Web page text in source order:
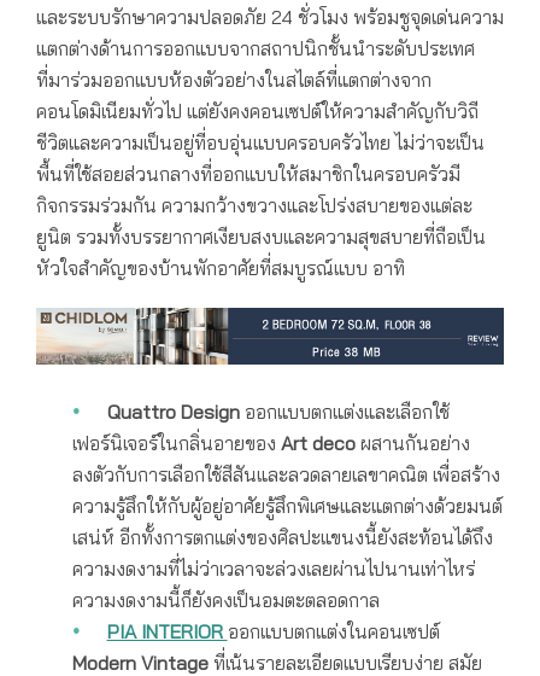
และระบบรักษาความปลอดภัย 24 ชั่วโมง พร้อมชูจุดเด่นความ
แตกต่างด้านการออกแบบจากสถาปนิกชั้นนำระดับประเทศ
ที่มาร่วมออกแบบห้องตัวอย่างในสไตล์ที่แตกต่างจาก
คอนโดมิเนียมทั่วไป แต่ยังคงคอนเซปต์ให้ความสำคัญกับวิถี
ชีวิตและความเป็นอยู่ที่อบอุ่นแบบครอบครัวไทย ไม่ว่าจะเป็น
พื้นที่ใช้สอยส่วนกลางที่ออกแบบให้สมาชิกในครอบครัวมี
กิจกรรมร่วมกัน ความกว้างขวางและโปร่งสบายของแต่ละ
ยูนิต รวมทั้งบรรยากาศเงียบสงบและความสุขสบายที่ถือเป็น
หัวใจสำคัญของบ้านพักอาศัยที่สมบูรณ์แบบ อาทิ
Quattro Designออกแบบตกแต่งและเลือกใช้
เฟอร์นิเจอร์ในกลิ่นอายของ Art deco ผสานกันอย่าง
ลงตัวกับการเลือกใช้สีสันและลวดลายเลขาคณิต เพื่อสร้าง
ความรู้สึกให้กับผู้อยู่อาศัยรู้สึกพิเศษและแตกต่างด้วยมนต์
เสน่ห์ อีกทั้งการตกแต่งของศิลปะแขนงนี้ยังสะท้อนได้ถึง
ความงดงามที่ไม่ว่าเวลาจะล่วงเลยผ่านไปนานเท่าไหร่
ความงดงามนี้ก็ยังคงเป็นอมตะตลอดกาล
PIA INTERIOR ออกแบบตกแต่งในคอนเซปต์
Modern Vintage ที่เน้นรายละเอียดแบบเรียบง่าย สมัย